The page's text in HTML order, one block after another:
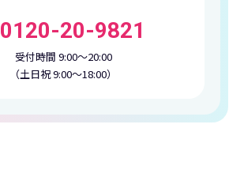
0120-20-9821
受付時間 9:00〜20:00
（土日祝 9:00〜18:00）